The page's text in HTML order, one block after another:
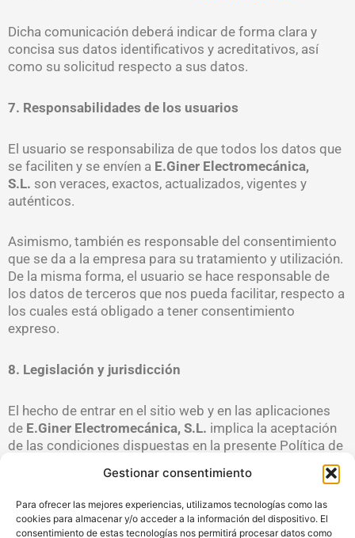
Gestionar consentimiento
Para ofrecer las mejores experiencias, utilizamos tecnologías como las
cookies para almacenar y/o acceder a la información del dispositivo. El
consentimiento de estas tecnologías nos permitirá procesar datos como
Dicha comunicación deberá indicar de forma clara y
concisa sus datos identificativos y acreditativos, así
como su solicitud respecto a sus datos.
7. Responsabilidades de los usuarios
El usuario se responsabiliza de que todos los datos que
se faciliten y se envíen a E.Giner Electromecánica,
S.L. son veraces, exactos, actualizados, vigentes y
auténticos.
Asimismo, también es responsable del consentimiento
que se da a la empresa para su tratamiento y utilización.
De la misma forma, el usuario se hace responsable de
los datos de terceros que nos pueda facilitar, respecto a
los cuales está obligado a tener consentimiento
expreso.
8. Legislación y jurisdicción
El hecho de entrar en el sitio web y en las aplicaciones
de E.Giner Electromecánica, S.L. implica la aceptación
de las condiciones dispuestas en la presente Política de
Privacidad. En caso de no aceptar estas condiciones,
deberá evitar utilizar y visitar nuestra página web.
Todo tipo de inconveniente y controversia que pudiera